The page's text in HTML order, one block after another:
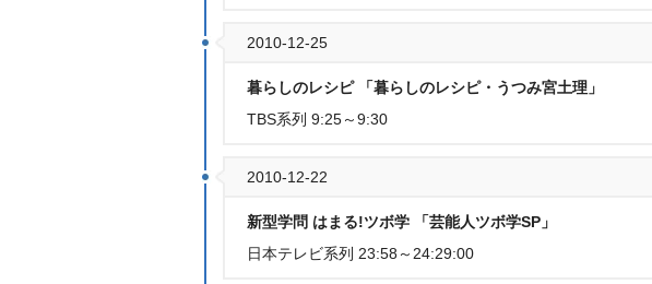
2010-12-25
暮らしのレシピ 「暮らしのレシピ・うつみ宮土理」
TBS系列 9:25～9:30
2010-12-22
新型学問 はまる!ツボ学 「芸能人ツボ学SP」
日本テレビ系列 23:58～24:29:00